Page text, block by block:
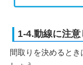
1-4.動線に注
間取りを決めると